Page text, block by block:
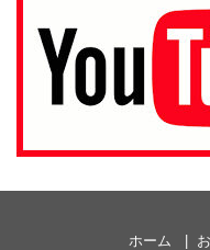
ホーム